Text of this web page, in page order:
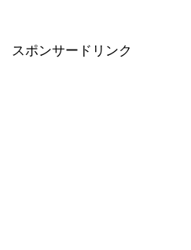
スポンサードリンク